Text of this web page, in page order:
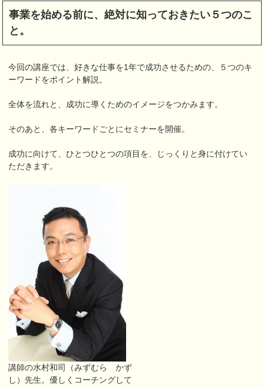
事業を始める前に、絶対に知っておきたい５つのこ
と。
今回の講座では、好きな仕事を1年で成功させるための、５つのキ
ーワードをポイント解説。
全体を流れと、成功に導くためのイメージをつかみます。
そのあと、各キーワードごとにセミナーを開催。
成功に向けて、ひとつひとつの項目を、じっくりと身に付けてい
ただきます。
講師の水村和司（みずむら かず
し）先生。優しくコーチングして